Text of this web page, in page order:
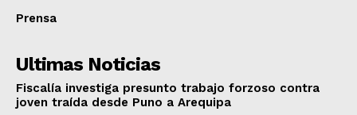
Prensa
Ultimas Noticias
Fiscalía investiga presunto trabajo forzoso contra
joven traída desde Puno a Arequipa